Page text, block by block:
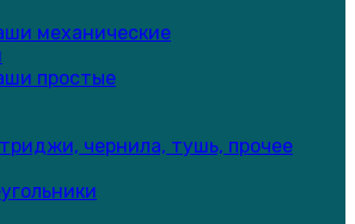
механические
простые
чернила, тушь, прочее